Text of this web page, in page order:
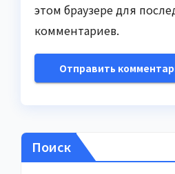
этом браузере для
комментариев.
Поиск